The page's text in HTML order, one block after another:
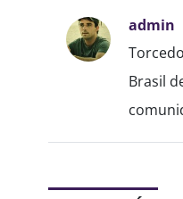
admin
Brasil